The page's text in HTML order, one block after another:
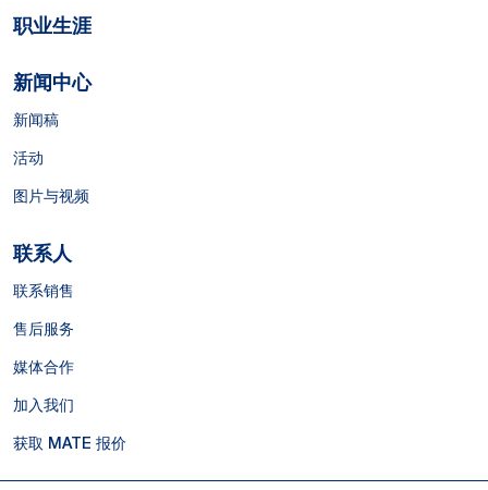
职业生涯
新闻中心
新闻稿
活动
图片与视频
联系人
联系销售
售后服务
媒体合作
加入我们
获取 MATE 报价